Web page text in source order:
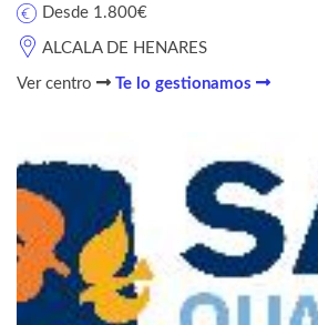
ALCALA DE HENARES
Desde 1.800€
Ver centro Te lo gestionamos